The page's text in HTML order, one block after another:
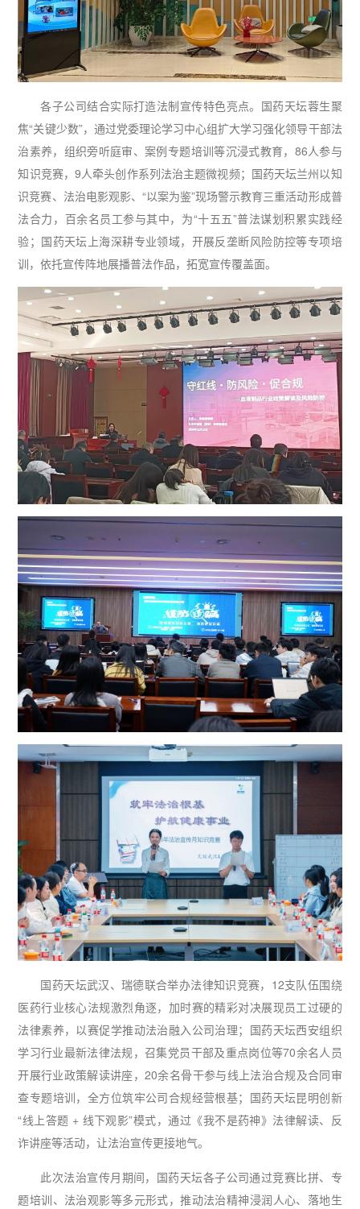
各子公司结合实际打造法制宣传特色亮点。国药天坛蓉生聚
焦“关键少数”，通过党委理论学习中心组扩大学习强化领导干部法
治素养，组织旁听庭审、案例专题培训等沉浸式教育，86人参与
知识竞赛，9人牵头创作系列法治主题微视频；国药天坛兰州以知
识竞赛、法治电影观影、“以案为鉴”现场警示教育三重活动形成普
法合力，百余名员工参与其中，为“十五五”普法谋划积累实践经
验；国药天坛上海深耕专业领域，开展反垄断风险防控等专项培
训，依托宣传阵地展播普法作品，拓宽宣传覆盖面。
国药天坛武汉、瑞德联合举办法律知识竞赛，12支队伍围绕
医药行业核心法规激烈角逐，加时赛的精彩对决展现员工过硬的
法律素养，以赛促学推动法治融入公司治理；国药天坛西安组织
学习行业最新法律法规，召集党员干部及重点岗位等70余名人员
开展行业政策解读讲座，20余名骨干参与线上法治合规及合同审
查专题培训，全方位筑牢公司合规经营根基；国药天坛昆明创新
“线上答题 + 线下观影”模式，通过《我不是药神》法律解读、反
诈讲座等活动，让法治宣传更接地气。
此次法治宣传月期间，国药天坛各子公司通过竞赛比拼、专
题培训、法治观影等多元形式，推动法治精神浸润人心、落地生